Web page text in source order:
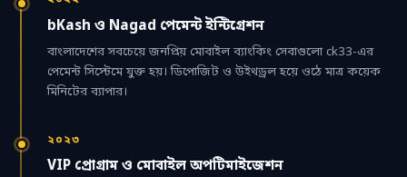
bKash ও Nagad পেমেন্ট ইন্টিগ্রেশন
বাংলাদেশের সবচেয়ে জনপ্রিয় মোবাইল ব্যাংকিং সেবাগুলো ck33-এর
পেমেন্ট সিস্টেমে যুক্ত হয়। ডিপোজিট ও উইথড্রল হয়ে ওঠে মাত্র কয়েক
মিনিটের ব্যাপার।
২০২৩
VIP প্রোগ্রাম ও মোবাইল অপটিমাইজেশন